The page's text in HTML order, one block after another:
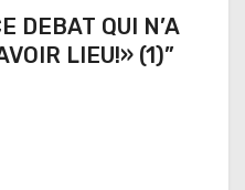
DEBAT QUI N’A
LIEU!» (1)”